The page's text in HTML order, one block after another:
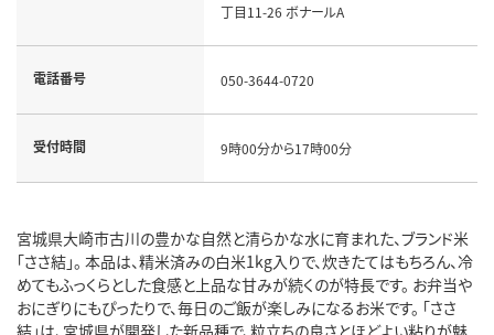
丁目11-26 ボナールA
電話番号 050-3644-0720
受付時間 9時00分から17時00分
宮城県大崎市古川の豊かな自然と清らかな水に育まれた、ブランド米
「ささ結」。 本品は、精米済みの白米1kg入りで、炊きたてはもちろん、冷
めてもふっくらとした食感と上品な甘みが続くのが特長です。 お弁当や
おにぎりにもぴったりで、毎日のご飯が楽しみになるお米です。 「ささ
結」は、宮城県が開発した新品種で、粒立ちの良さとほどよい粘りが魅